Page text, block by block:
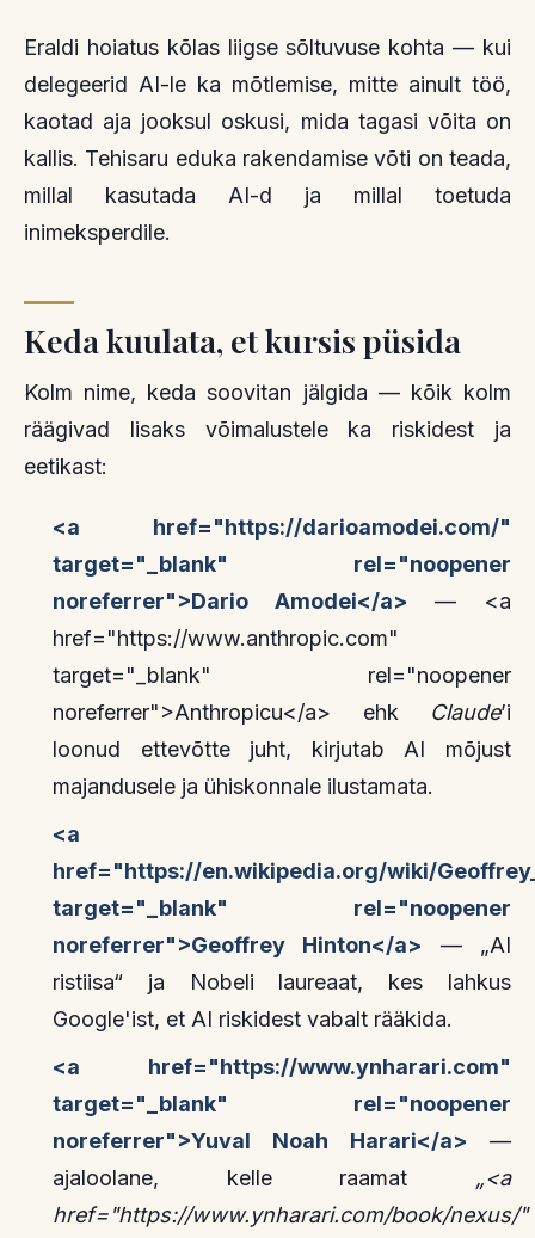
Eraldi hoiatus kõlas liigse sõltuvuse kohta — kui
delegeerid AI-le ka mõtlemise, mitte ainult töö,
kaotad aja jooksul oskusi, mida tagasi võita on
kallis. Tehisaru eduka rakendamise võti on teada,
millal kasutada AI-d ja millal toetuda
inimeksperdile.
Keda kuulata, et kursis püsida
Kolm nime, keda soovitan jälgida — kõik kolm
räägivad lisaks võimalustele ka riskidest ja
eetikast:
<a href="https://darioamodei.com/"
target="_blank" rel="noopener
noreferrer">Dario Amodei</a> — <a
href="https://www.anthropic.com"
target="_blank" rel="noopener
noreferrer">Anthropicu</a> ehk Claude’i
loonud ettevõtte juht, kirjutab AI mõjust
majandusele ja ühiskonnale ilustamata.
<a
href="https://en.wikipedia.org/wiki/
target="_blank" rel="noopener
noreferrer">Geoffrey Hinton</a> — „AI
ristiisa“ ja Nobeli laureaat, kes lahkus
Google'ist, et AI riskidest vabalt rääkida.
<a href="https://www.ynharari.com"
target="_blank" rel="noopener
noreferrer">Yuval Noah Harari</a> —
ajaloolane, kelle raamat „<a
href="https://www.ynharari.com/book/nexus/"